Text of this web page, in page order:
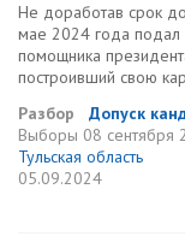
Не доработав срок
мае 2024 года подал
помощника
построивший свою
Разбор
Допуск
Выборы 08 сентября
Тульская область
05.09.2024